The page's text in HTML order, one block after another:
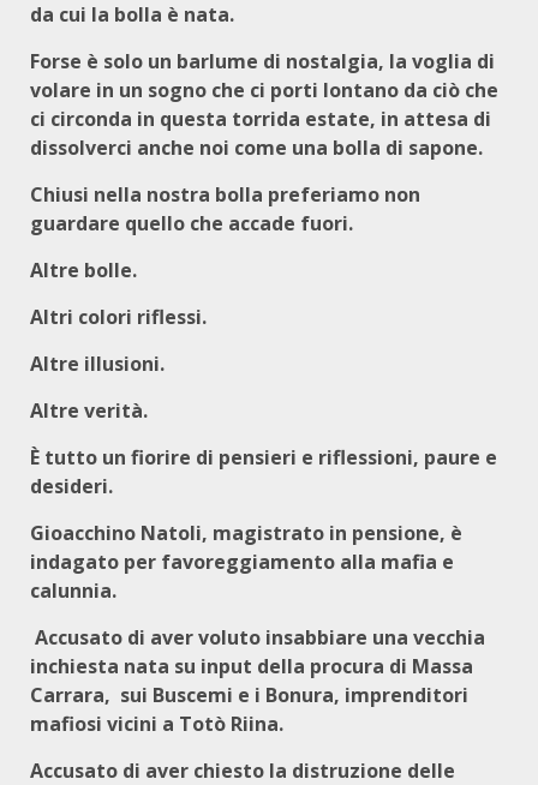
da cui la bolla è nata.
Forse è solo un barlume di nostalgia, la voglia di
volare in un sogno che ci porti lontano da ciò che
ci circonda in questa torrida estate, in attesa di
dissolverci anche noi come una bolla di sapone.
Chiusi nella nostra bolla preferiamo non
guardare quello che accade fuori.
Altre bolle.
Altri colori riflessi.
Altre illusioni.
Altre verità.
È tutto un fiorire di pensieri e riflessioni, paure e
desideri.
Gioacchino Natoli, magistrato in pensione, è
indagato per favoreggiamento alla mafia e
calunnia.
Accusato di aver voluto insabbiare una vecchia
inchiesta nata su input della procura di Massa
Carrara, sui Buscemi e i Bonura, imprenditori
mafiosi vicini a Totò Riina.
Accusato di aver chiesto la distruzione delle